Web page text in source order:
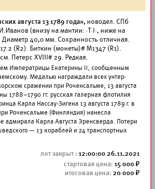
августа 13 1789 года», новодел. СПб
(внизу на мантии: ·Т·I·, ниже на
40,0 мм. Сохранность отличная.
(R2). Биткин (монеты)# М1347 (R1).
Петерс XVIII# 29. Редкая.
Императрицы Екатерины II, сообщенным
Медалью награждали всех унтер-
сражении при Роченсальме, 13 августа
1788–1790 гг. русская галерная флотилия
Карла Нассау-Зигена 13 августа 1789 г. в
Роченсальме (Финляндия) нанесла
адмирала Карла Августа Эренсверда. Потери
— 13 кораблей и 24 транспортных
12:00:00 26.11.2021
15 000
20 000